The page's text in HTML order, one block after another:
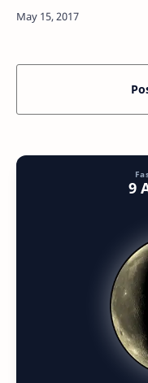
sebuah ledakan
9